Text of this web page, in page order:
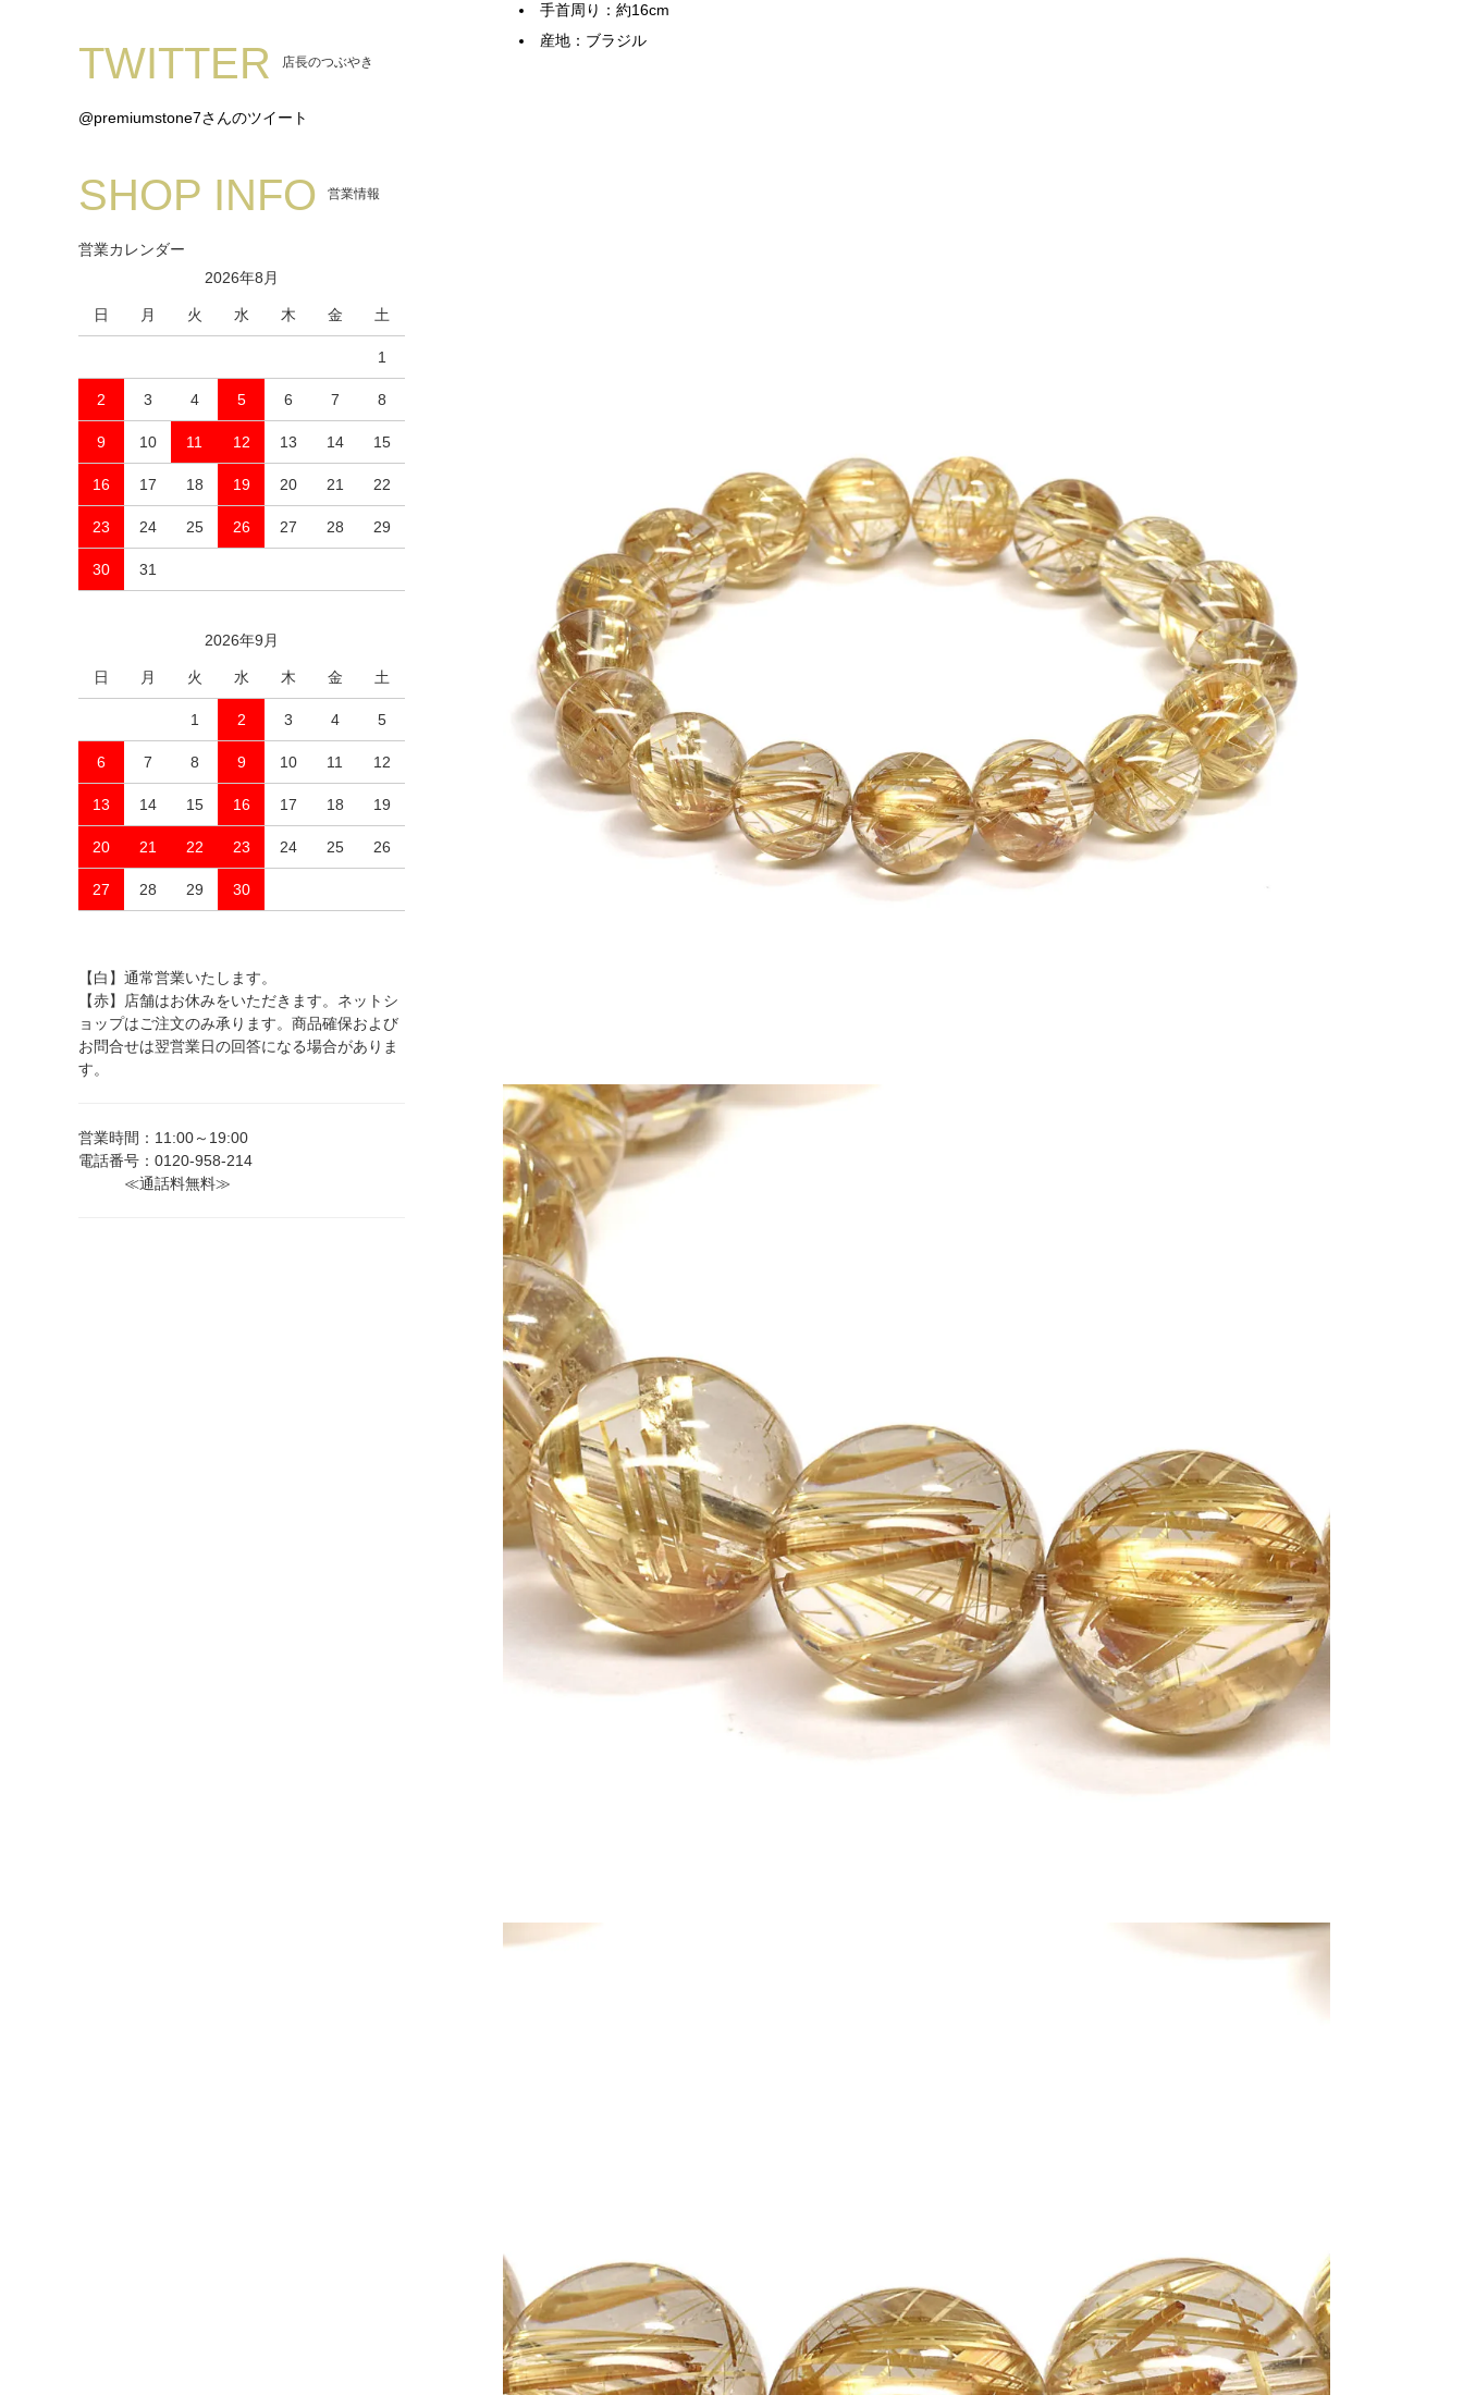
TWITTER 店長のつぶやき
@premiumstone7さんのツイート
SHOP INFO 営業情報
営業カレンダー
2026年8月
日 月 火 水 木 金 土
1
2 3 4 5 6 7 8
9 10 11 12 13 14 15
16 17 18 19 20 21 22
23 24 25 26 27 28 29
30 31
2026年9月
日 月 火 水 木 金 土
1 2 3 4 5
6 7 8 9 10 11 12
13 14 15 16 17 18 19
20 21 22 23 24 25 26
27 28 29 30
【白】通常営業いたします。
【赤】店舗はお休みをいただきます。ネットシ
ョップはご注文のみ承ります。商品確保および
お問合せは翌営業日の回答になる場合がありま
す。
営業時間：11:00～19:00
電話番号：0120-958-214
≪通話料無料≫
手首周り：約16cm
産地：ブラジル